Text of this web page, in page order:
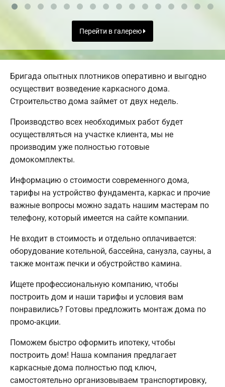
Перейти в галерею
Бригада опытных плотников оперативно и выгодно
осуществит возведение каркасного дома.
Строительство дома займет от двух недель.
Производство всех необходимых работ будет
осуществляться на участке клиента, мы не
производим уже полностью готовые
домокомплекты.
Информацию о стоимости современного дома,
тарифы на устройство фундамента, каркас и прочие
важные вопросы можно задать нашим мастерам по
телефону, который имеется на сайте компании.
Не входит в стоимость и отдельно оплачивается:
оборудование котельной, бассейна, санузла, сауны, а
также монтаж печки и обустройство камина.
Ищете профессиональную компанию, чтобы
построить дом и наши тарифы и условия вам
понравились? Готовы предложить монтаж дома по
промо-акции.
Поможем быстро оформить ипотеку, чтобы
построить дом! Наша компания предлагает
каркасные дома полностью под ключ,
самостоятельно организовываем транспортировку,